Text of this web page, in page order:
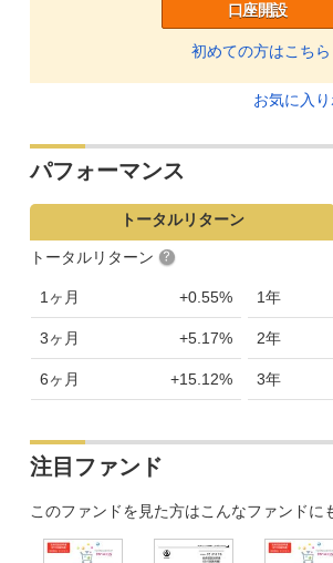
口座開設
初めての方はこちら
お気に入
パフォーマンス
トータルリターン
トータルリターン
1ヶ月 +0.55%
3ヶ月 +5.17%
6ヶ月 +15.12%
1年
2年
3年
注目ファンド
このファンドを見た方はこんなファンドに